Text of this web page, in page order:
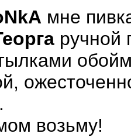
мне
ручной
возьму!